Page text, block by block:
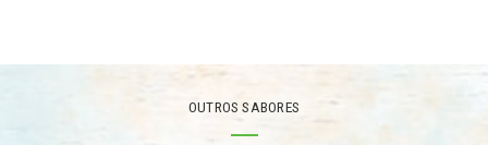
OUTROS SABORES